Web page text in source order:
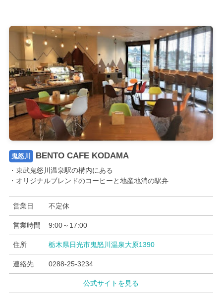
鬼怒川 BENTO CAFE KODAMA
・東武鬼怒川温泉駅の構内にある
・オリジナルブレンドのコーヒーと地産地消の駅弁
営業日 不定休
営業時間 9:00～17:00
住所 栃木県日光市鬼怒川温泉大原1390
連絡先 0288-25-3234
公式サイトを見る